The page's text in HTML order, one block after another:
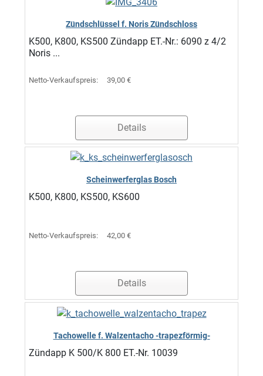
Zündschlüssel f. Noris Zündschloss
K500, K800, KS500 Zündapp ET.-Nr.: 6090 z 4/2
Noris ...
Netto-Verkaufspreis: 39,00 €
Details
Scheinwerferglas Bosch
K500, K800, KS500, KS600
Netto-Verkaufspreis: 42,00 €
Details
Tachowelle f. Walzentacho -trapezförmig-
Zündapp K 500/K 800 ET.-Nr. 10039